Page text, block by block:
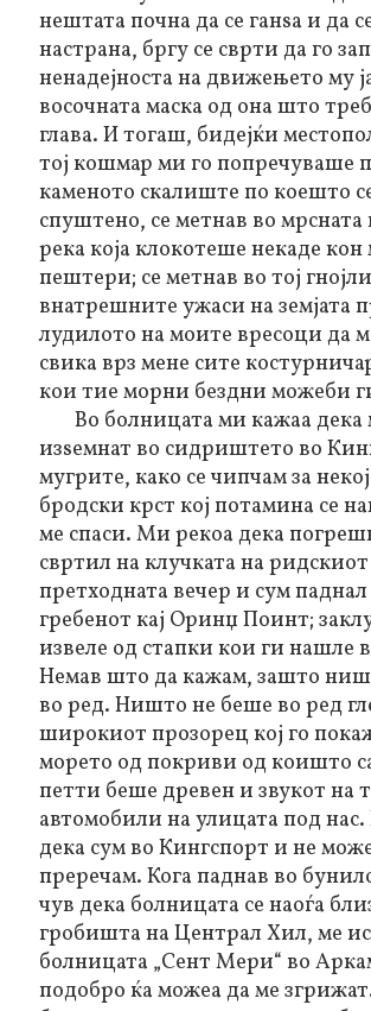
нештата почна да се ганѕа и да
настрана, бргу се сврти да го
ненадејноста на движењето му
восочната маска од она што
глава. И тогаш, бидејќи
тој кошмар ми го попречуваше
каменото скалиште по коешто
спуштено, се метнав во мрсната
река која клокотеше некаде
пештери; се метнав во тој
внатрешните ужаси на земјата
лудилото на моите вресоци да
свика врз мене сите
кои тие морни бездни можеби
Во болницата ми кажаа
изѕемнат во сидриштето во
мугрите, како се чипчам за
бродски крст кој потамина се
ме спаси. Ми рекоа дека
свртил на клучката на
претходната вечер и сум
гребенот кај Оринџ Поинт;
извеле од стапки кои ги нашле
Немав што да кажам, зашто
во ред. Ништо не беше во ред
широкиот прозорец кој го
морето од покриви од коишто
петти беше древен и звукот на
автомобили на улицата под нас.
дека сум во Кингспорт и не
преречам. Кога паднав во
чув дека болницата се наоѓа
гробишта на Централ Хил, ме
болницата „Сент Мери“ во
подобро ќа можеа да ме